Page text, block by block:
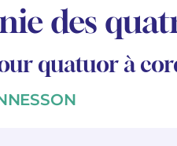
des
quatuor à